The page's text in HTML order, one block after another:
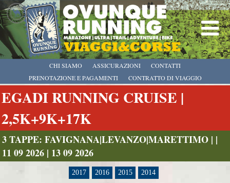
CHI SIAMO
PRENOTAZIONE E PAGAMENTI
CONTRATTO DI VIAGGIO
ASSICURAZIONI CONTATTI
EGADI RUNNING CRUISE |
2,5K+9K+17K
3 TAPPE: FAVIGNANA|LEVANZO|MARETTIMO | |
11 09 2026 | 13 09 2026
2017 2016 2015 2014